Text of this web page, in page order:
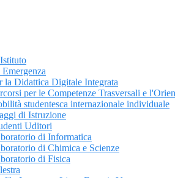
la Didattica Digitale Integrata
per le Competenze Trasversali e
studentesca internazionale individuale
di Istruzione
Uditori
di Informatica
di Chimica e Scienze
di Fisica